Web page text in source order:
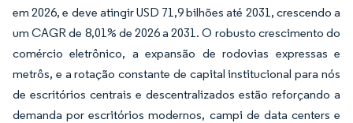
em 2026, e deve atingir USD 71,9 bilhões até 2031, crescendo a
um CAGR de 8,01% de 2026 a 2031. O robusto crescimento do
comércio eletrônico, a expansão de rodovias expressas e
metrôs, e a rotação constante de capital institucional para nós
de escritórios centrais e descentralizados estão reforçando a
demanda por escritórios modernos, campi de data centers e